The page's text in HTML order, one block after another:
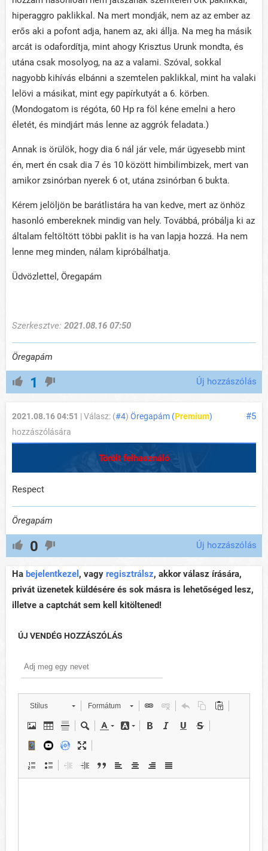
hiperaggro paklikkal. Na mert mondják, nem az az ember az
erős aki a pofont adja, hanem az, aki állja. Na meg ha másik
arcát is odafordítja, mint ahogy Krisztus Urunk mondta, és
utána csak mosolyog, na az a valami. Szóval, sokkal
nagyobb kihívás elbánni a szemtelen paklikkal, mint ha valaki
lelövi a másikat, mint egy papírkutyát a 6. körben.
(Mondogatom is régóta, 60 Hp ra föl kéne emelni a hero
életét, és mindjárt más lenne az aggrók feladata.)
Annak is örülök, hogy dia 6 nál jár vele, már ügyesebb mint
én, mert én csak dia 7 és 10 között himbilimbizek, mert van
amikor zsinórban nyerek 6 ot, utána zsinórban 6 bukta.
Kérem jelöljön be barátlistára ha van kedve, mert az önhöz
hasonló embereknek mindig van hely. Továbbá, próbálja ki az
általam feltöltött többi paklit is ha van lapja hozzá. Ha nem
lenne meg minden, nálam kipróbálhatja.
Üdvözlettel, Öregapám
Szerkesztve: 2021.08.16 07:50
Öregapám
1 Új hozzászólás
#5
2021.08.16 04:51 | Válasz: (#4) Öregapám (Premium)
hozzászólására
Törölt felhasználó
Respect
Öregapám
0 Új hozzászólás
Ha bejelentkezel , vagy regisztrálsz, akkor válasz írására,
privát üzenetek küldésére és sok másra is lehetőséged lesz,
illetve a captchát sem kell kitöltened!
ÚJ VENDÉG HOZZÁSZÓLÁS
Stílus Formátum